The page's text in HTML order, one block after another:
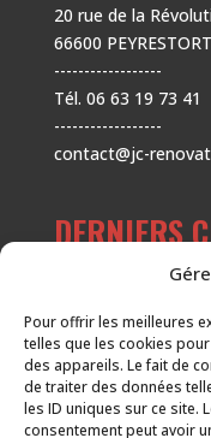
Pour offrir les meilleures
telles que les cookies
des appareils. Le fait de
de traiter des données
les ID uniques sur ce site.
consentement peut avoir
20 rue de la
66600
------------------
Tél. 06 63 19 73 41
------------------
contact@jc-
DERNIERS
Habillage d’une
Rénovation de
Pose d’un
Pose de faïence